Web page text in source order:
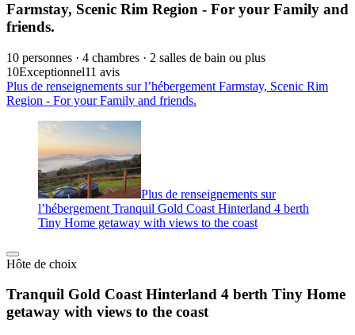
Farmstay, Scenic Rim Region - For your Family and
friends.
10 personnes · 4 chambres · 2 salles de bain ou plus
10Exceptionnel11 avis
Plus de renseignements sur l’hébergement Farmstay, Scenic Rim
Region - For your Family and friends.
Plus de renseignements sur
l’hébergement Tranquil Gold Coast Hinterland 4 berth
Tiny Home getaway with views to the coast
Hôte de choix
Tranquil Gold Coast Hinterland 4 berth Tiny Home
getaway with views to the coast